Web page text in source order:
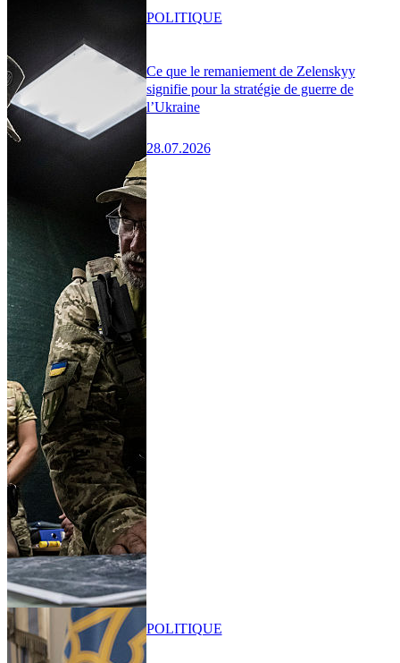
Ce que le remaniement de Zelenskyy
signifie pour la stratégie de guerre de
l’Ukraine
28.07.2026
POLITIQUE
POLITIQUE